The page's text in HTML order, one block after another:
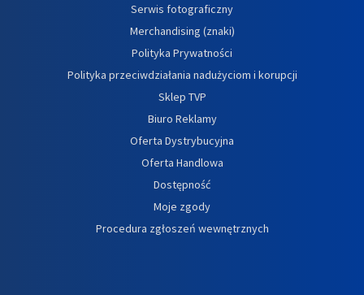
Serwis fotograficzny
Merchandising (znaki)
Polityka Prywatności
Polityka przeciwdziałania nadużyciom i korupcji
Sklep TVP
Biuro Reklamy
Oferta Dystrybucyjna
Oferta Handlowa
Dostępność
Moje zgody
Procedura zgłoszeń wewnętrznych